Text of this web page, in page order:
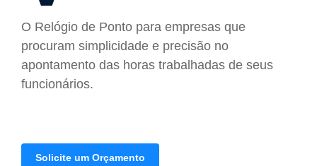
O Relógio de Ponto para empresas que
procuram simplicidade e precisão no
apontamento das horas trabalhadas de seus
funcionários.
Solicite um Orçamento